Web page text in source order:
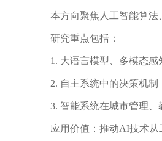
本方向聚焦人工智能算法
研究重点包括：
1. 大语言模型、多模态感
2. 自主系统中的决策机制
3. 智能系统在城市管理、
应用价值：推动AI技术从